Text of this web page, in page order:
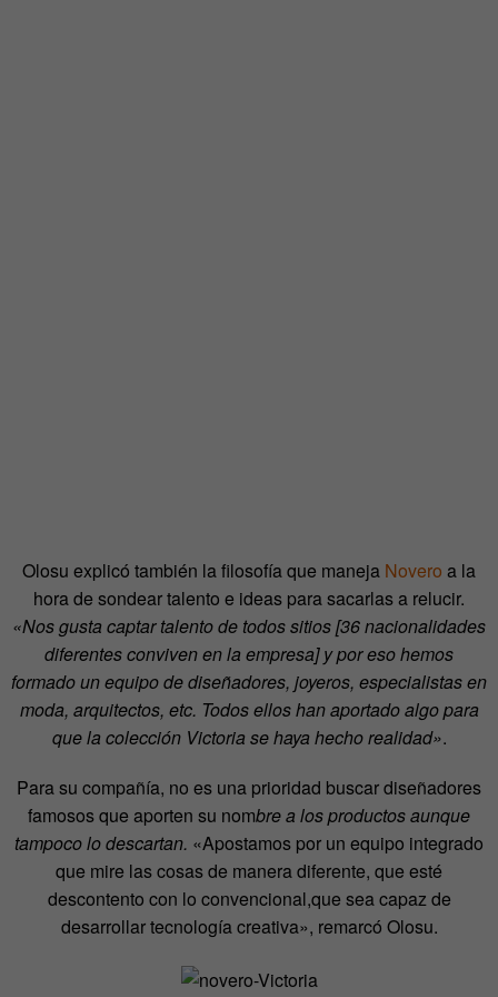
Olosu explicó también la filosofía que maneja Novero a la
hora de sondear talento e ideas para sacarlas a relucir.
«Nos gusta captar talento de todos sitios [36 nacionalidades
diferentes conviven en la empresa] y por eso hemos
formado un equipo de diseñadores, joyeros, especialistas en
moda, arquitectos, etc. Todos ellos han aportado algo para
que la colección Victoria se haya hecho realidad».
Para su compañía, no es una prioridad buscar diseñadores
famosos que aporten su nombre a los productos aunque
tampoco lo descartan. «Apostamos por un equipo integrado
que mire las cosas de manera diferente, que esté
descontento con lo convencional,que sea capaz de
desarrollar tecnología creativa», remarcó Olosu.